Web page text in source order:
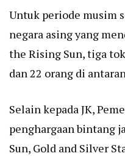
Untuk periode musim
negara asing yang
the Rising Sun, tiga
dan 22 orang di
Selain kepada JK,
penghargaan bintang
Sun, Gold and Silver